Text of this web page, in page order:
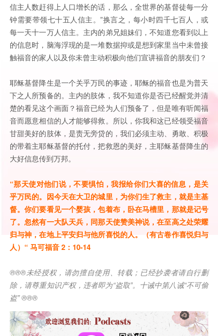
信主人数赶得上人口增长的话，那么，全世界的基督徒每一分
钟需要带领七十五人信主。”换言之，每小时四千七百人，或
每一天十一万人信主。主内的弟兄姐妹们，不知道您看到以上
的信息时，脑海浮现的是一堆数据抑或是想到家里当中未曾接
触福音的家人以及你未曾主动积极向他们宣讲福音的朋友们？
耶稣基督降生是一个关乎万民的事迹，耶稣的福音也是为普天
下之人所预备的。主内的肢体，我不知道你是否已经醒觉并清
楚的看见这个画面？福音已经为人们预备了，但是唯有听闻福
音而愿意相信的人才能够得救。所以，你我和这已经领受福音
甘甜美好的肢体，是责无旁贷的，我们必须主动、勇敢、积极
的带着主耶稣基督的托付，把救恩的美好，主耶稣基督降生的
大好信息传到万邦。
“那天使对他们说，不要惧怕，我报给你们大喜的信息，是关
乎万民的。因今天在大卫的城里，为你们生了救主，就是主基
督。你们要看见一个婴孩，包着布，卧在马槽里，那就是记号
了。忽然有一大队天兵，同那天使赞美神说，在至高之处荣耀
归与神，在地上平安归与他所喜悦的人。（有古卷作喜悦归与
人）“ 马可福音 2：10-14
®®®未经授权，请勿擅自使用、转载；已经抄袭者请自行删
除，请尊重知识产权，违者即为“盗取”。十诫中第八诫“不可偷
盗” ®®®